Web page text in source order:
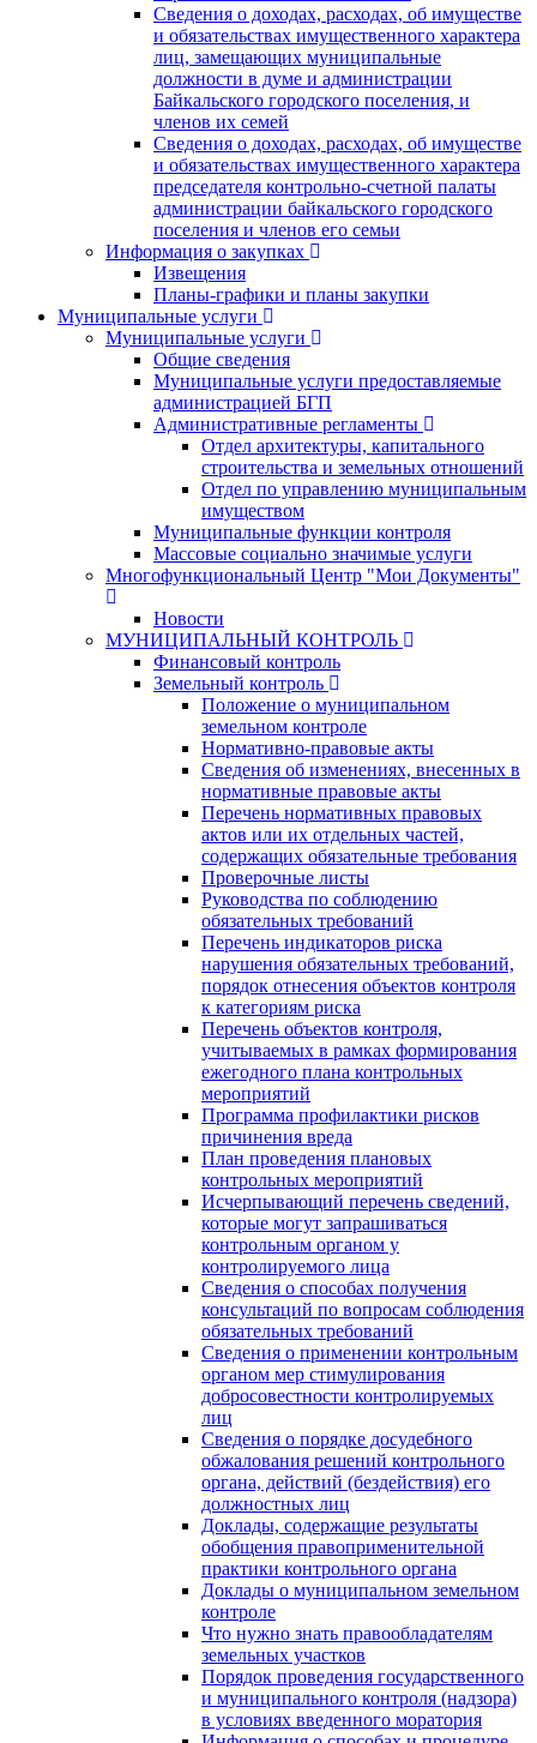
Сведения о доходах, расходах, об имуществе
и обязательствах имущественного характера
лиц, замещающих муниципальные
должности в думе и администрации
Байкальского городского поселения, и
членов их семей
Сведения о доходах, расходах, об имуществе
и обязательствах имущественного характера
председателя контрольно-счетной палаты
администрации байкальского городского
поселения и членов его семьи
Информация о закупках
Извещения
Планы-графики и планы закупки
Муниципальные услуги
Муниципальные услуги
Общие сведения
Муниципальные услуги предоставляемые
администрацией БГП
Административные регламенты
Отдел архитектуры, капитального
строительства и земельных отношений
Отдел по управлению муниципальным
имуществом
Муниципальные функции контроля
Массовые социально значимые услуги
Многофункциональный Центр "Мои Документы"
Новости
МУНИЦИПАЛЬНЫЙ КОНТРОЛЬ
Финансовый контроль
Земельный контроль
Положение о муниципальном
земельном контроле
Нормативно-правовые акты
Сведения об изменениях, внесенных в
нормативные правовые акты
Перечень нормативных правовых
актов или их отдельных частей,
содержащих обязательные требования
Проверочные листы
Руководства по соблюдению
обязательных требований
Перечень индикаторов риска
нарушения обязательных требований,
порядок отнесения объектов контроля
к категориям риска
Перечень объектов контроля,
учитываемых в рамках формирования
ежегодного плана контрольных
мероприятий
Программа профилактики рисков
причинения вреда
План проведения плановых
контрольных мероприятий
Исчерпывающий перечень сведений,
которые могут запрашиваться
контрольным органом у
контролируемого лица
Сведения о способах получения
консультаций по вопросам соблюдения
обязательных требований
Сведения о применении контрольным
органом мер стимулирования
добросовестности контролируемых
лиц
Сведения о порядке досудебного
обжалования решений контрольного
органа, действий (бездействия) его
должностных лиц
Доклады, содержащие результаты
обобщения правоприменительной
практики контрольного органа
Доклады о муниципальном земельном
контроле
Что нужно знать правообладателям
земельных участков
Порядок проведения государственного
и муниципального контроля (надзора)
в условиях введенного моратория